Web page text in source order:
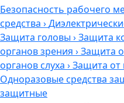
Безопасность рабочего
средства ›
Защита головы ›Защита
органов зрения ›Защита
органов слуха ›Защита от
Одноразовые средства
защитные